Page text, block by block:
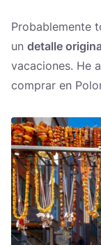
Probablemente
un detalle
vacaciones. He
comprar en